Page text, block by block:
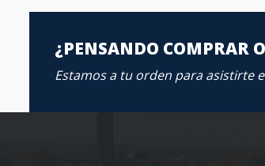
¿PENSANDO COMPRAR
Estamos a tu orden para asistirte